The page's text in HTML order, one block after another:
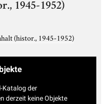
1945-1952)
(histor., 1945-1952)
Katalog der
derzeit keine Objekte